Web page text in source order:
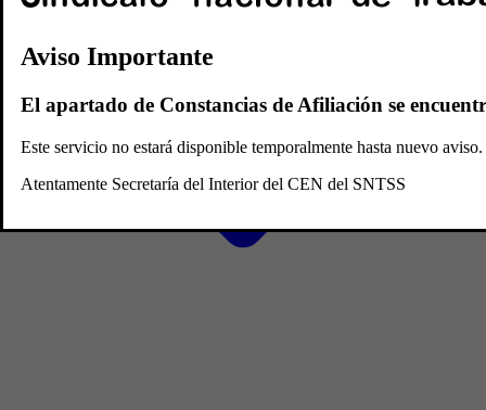
Aviso Importante
El apartado de Constancias de Afiliación se
Este servicio no estará disponible temporalmente hasta nuevo
Atentamente Secretaría del Interior del CEN del SNTSS